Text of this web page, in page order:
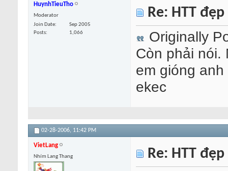
HuynhTieuTho
Moderator
Join Date
Sep 2005
Posts
1,066
Re: HTT
Originally
Còn phải
em gióng
ekec
02-28-2006, 11:42 PM
VietLang
Nhím Lang Thang Re: HTT